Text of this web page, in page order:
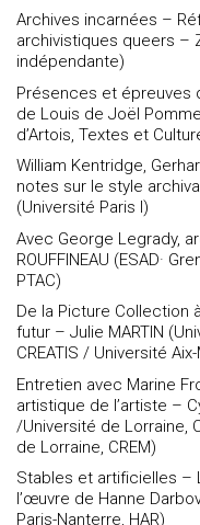
Archives incarnées –
archivistiques queers –
indépendante)
Présences et épreuves
de Louis de Joël
d’Artois, Textes et
William Kentridge,
notes sur le style
(Université Paris I)
Avec George Legrady,
ROUFFINEAU (ESAD·
PTAC)
De la Picture Collection
futur – Julie MARTIN
CREATIS / Université
Entretien avec Marine
artistique de l’artiste –
/Université de Lorraine,
de Lorraine, CREM)
Stables et artificielles –
l’œuvre de Hanne
Paris-Nanterre, HAR)